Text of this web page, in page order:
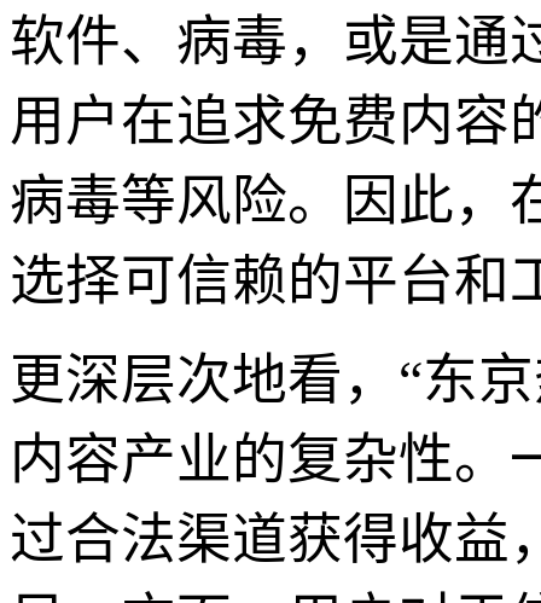
软件、病毒，或是通
用户在追求免费内容
病毒等风险。因此，
选择可信赖的平台和
更深层次地看，“东
内容产业的复杂性。
过合法渠道获得收益